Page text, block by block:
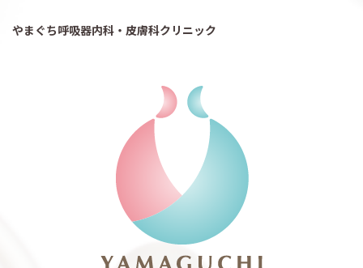
やまぐち呼吸器内科・皮膚科クリニック